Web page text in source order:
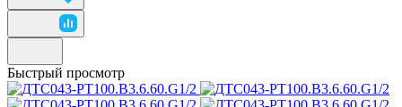
Быстрый просмотр